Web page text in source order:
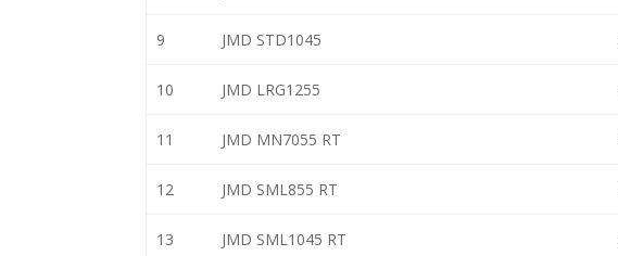
9 JMD STD1045
10 JMD LRG1255
11 JMD MN7055 RT
12 JMD SML855 RT
13 JMD SML1045 RT